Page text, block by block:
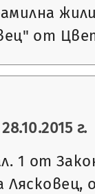
от
г.
1 от